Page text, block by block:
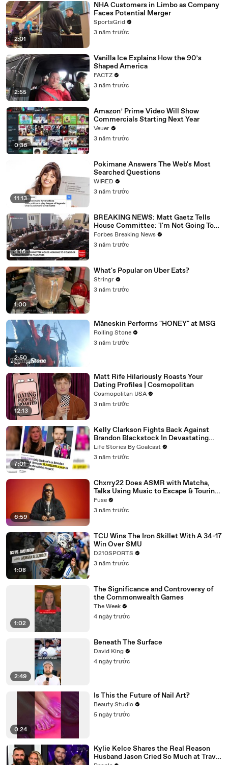
2:01
NHA Customers in Limbo as Company
Faces Potential Merger
SportsGrid
3 năm trước
2:55
Vanilla Ice Explains How the 90’s
Shaped America
FACTZ
3 năm trước
0:36
Amazon’ Prime Video Will Show
Commercials Starting Next Year
Veuer
3 năm trước
11:13
Pokimane Answers The Web's Most
Searched Questions
WIRED
3 năm trước
4:16
BREAKING NEWS: Matt Gaetz Tells
House Committee: 'I'm Not Going To
Vote For A Continuing Resolution'
Forbes Breaking News
3 năm trước
1:00
What's Popular on Uber Eats?
Stringr
3 năm trước
2:50
Måneskin Performs "HONEY" at MSG
Rolling Stone
3 năm trước
12:13
Matt Rife Hilariously Roasts Your
Dating Profiles | Cosmopolitan
Cosmopolitan USA
3 năm trước
7:01
Kelly Clarkson Fights Back Against
Brandon Blackstock In Devastating
Divorce Battle
Life Stories By Goalcast
3 năm trước
6:59
Chxrry22 Does ASMR with Matcha,
Talks Using Music to Escape & Touring
with The Weeknd
Fuse
3 năm trước
1:08
TCU Wins The Iron Skillet With A 34-17
Win Over SMU
D210SPORTS
3 năm trước
1:02
The Significance and Controversy of
the Commonwealth Games
The Week
4 ngày trước
2:49
Beneath The Surface
David King
4 ngày trước
0:24
Is This the Future of Nail Art?
Beauty Studio
5 ngày trước
Kylie Kelce Shares the Real Reason
Husband Jason Cried So Much at Travis